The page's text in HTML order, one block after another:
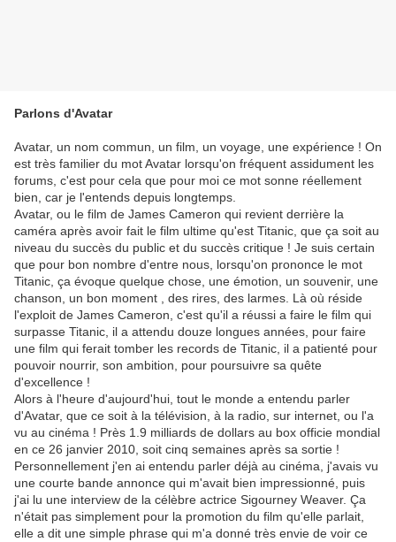
Parlons d'Avatar
Avatar, un nom commun, un film, un voyage, une expérience ! On
est très familier du mot Avatar lorsqu'on fréquent assidument les
forums, c'est pour cela que pour moi ce mot sonne réellement
bien, car je l'entends depuis longtemps.
Avatar, ou le film de James Cameron qui revient derrière la
caméra après avoir fait le film ultime qu'est Titanic, que ça soit au
niveau du succès du public et du succès critique ! Je suis certain
que pour bon nombre d'entre nous, lorsqu'on prononce le mot
Titanic, ça évoque quelque chose, une émotion, un souvenir, une
chanson, un bon moment , des rires, des larmes. Là où réside
l'exploit de James Cameron, c'est qu'il a réussi a faire le film qui
surpasse Titanic, il a attendu douze longues années, pour faire
une film qui ferait tomber les records de Titanic, il a patienté pour
pouvoir nourrir, son ambition, pour poursuivre sa quête
d'excellence !
Alors à l'heure d'aujourd'hui, tout le monde a entendu parler
d'Avatar, que ce soit à la télévision, à la radio, sur internet, ou l'a
vu au cinéma ! Près 1.9 milliards de dollars au box officie mondial
en ce 26 janvier 2010, soit cinq semaines après sa sortie !
Personnellement j'en ai entendu parler déjà au cinéma, j'avais vu
une courte bande annonce qui m'avait bien impressionné, puis
j'ai lu une interview de la célèbre actrice Sigourney Weaver. Ça
n'était pas simplement pour la promotion du film qu'elle parlait,
elle a dit une simple phrase qui m'a donné très envie de voir ce